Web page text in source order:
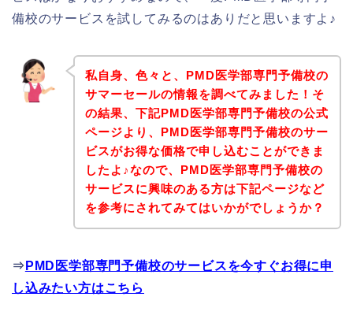
備校のサービスを試してみるのはありだと思いますよ♪
私自身、色々と、PMD医学部専門予備校の
サマーセールの情報を調べてみました！そ
の結果、下記PMD医学部専門予備校の公式
ページより、PMD医学部専門予備校のサー
ビスがお得な価格で申し込むことができま
したよ♪なので、PMD医学部専門予備校の
サービスに興味のある方は下記ページなど
を参考にされてみてはいかがでしょうか？
⇒ PMD医学部専門予備校のサービスを今すぐお得に申
し込みたい方はこちら